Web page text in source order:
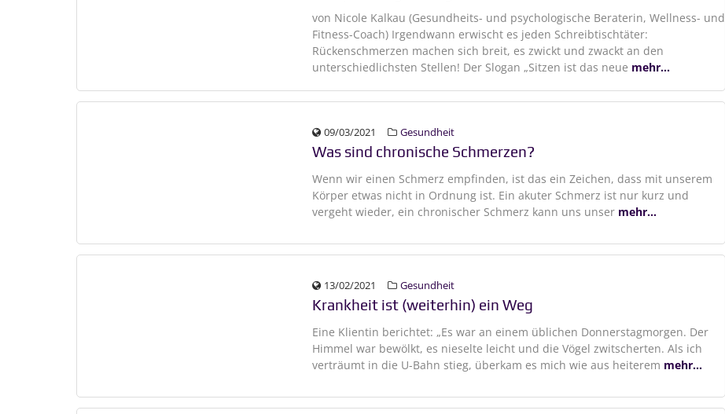
von Nicole Kalkau (Gesundheits- und psychologische Beraterin, Wellness- und
Fitness-Coach) Irgendwann erwischt es jeden Schreibtischtäter:
Rückenschmerzen machen sich breit, es zwickt und zwackt an den
unterschiedlichsten Stellen! Der Slogan „Sitzen ist das neue mehr...
09/03/2021 Gesundheit
Was sind chronische Schmerzen?
Wenn wir einen Schmerz empfinden, ist das ein Zeichen, dass mit unserem
Körper etwas nicht in Ordnung ist. Ein akuter Schmerz ist nur kurz und
vergeht wieder, ein chronischer Schmerz kann uns unser mehr...
13/02/2021 Gesundheit
Krankheit ist (weiterhin) ein Weg
Eine Klientin berichtet: „Es war an einem üblichen Donnerstagmorgen. Der
Himmel war bewölkt, es nieselte leicht und die Vögel zwitscherten. Als ich
verträumt in die U-Bahn stieg, überkam es mich wie aus heiterem mehr...